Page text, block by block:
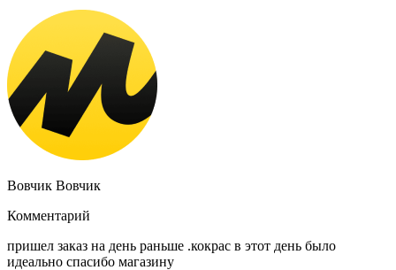
Вовчик Вовчик
Комментарий
пришел заказ на день раньше .кокрас в этот день было
идеально спасибо магазину